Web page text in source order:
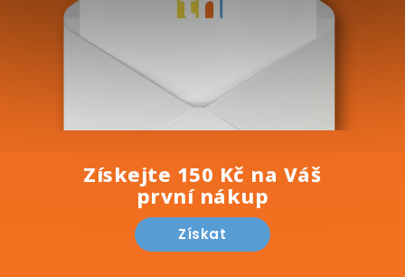
Získejte 150 Kč na Váš
první nákup
Získat